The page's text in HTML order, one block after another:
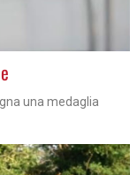
una medaglia